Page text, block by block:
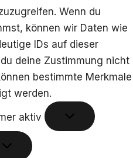
Wenn du
können wir Daten wie
IDs auf dieser
deine Zustimmung nicht
bestimmte Merkmale
werden.
aktiv